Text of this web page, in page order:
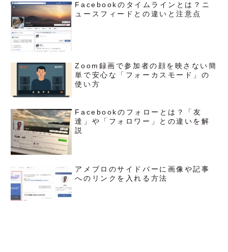
Facebookのタイムラインとは？ニ
ュースフィードとの違いと注意点
Zoom録画で参加者の顔を映さない簡
単で安心な「フォーカスモード」の
使い方
Facebookのフォローとは？「友
達」や「フォロワー」との違いを解
説
アメブロのサイドバーに画像や記事
へのリンクを入れる方法